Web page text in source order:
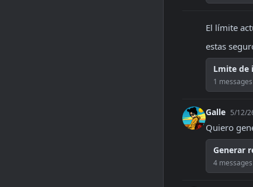
El límite
estas
Lmite de
1 messages
Galle 5/12/
Quiero
Generar
4 messages